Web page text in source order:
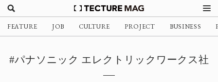
FEATURE JOB CULTURE PROJECT BUSINESS
#パナソニック エレクトリックワークス社